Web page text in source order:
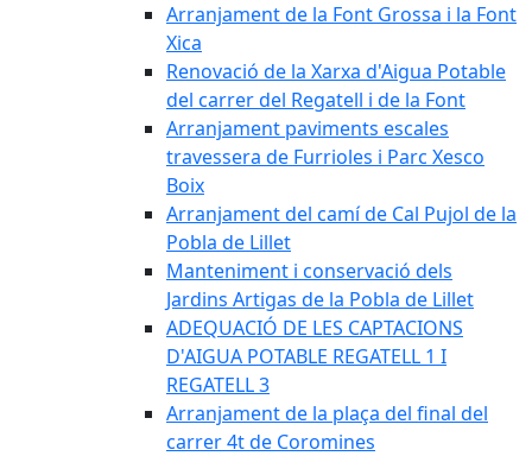
Arranjament de la Font Grossa i la Font
Xica
Renovació de la Xarxa d'Aigua Potable
del carrer del Regatell i de la Font
Arranjament paviments escales
travessera de Furrioles i Parc Xesco
Boix
Arranjament del camí de Cal Pujol de la
Pobla de Lillet
Manteniment i conservació dels
Jardins Artigas de la Pobla de Lillet
ADEQUACIÓ DE LES CAPTACIONS
D'AIGUA POTABLE REGATELL 1 I
REGATELL 3
Arranjament de la plaça del final del
carrer 4t de Coromines